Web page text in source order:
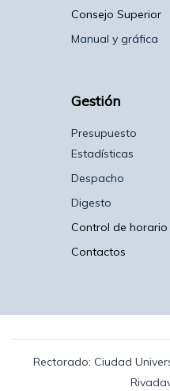
Consejo Superior
Manual y gráfica
Gestión
Presupuesto
Estadísticas
Despacho
Digesto
Control de horario
Contactos
Rectorado: Ciudad